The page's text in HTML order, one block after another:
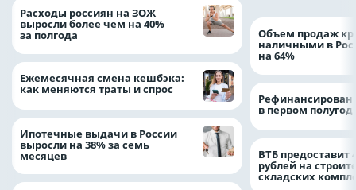
Расходы россиян на ЗОЖ
выросли более чем на 40%
за полгода
Ежемесячная смена кешбэка:
как меняются траты и спрос
Ипотечные выдачи в России
выросли на 38% за семь
месяцев
Объем продаж
наличными в
на 64%
в первом
ВТБ предоставит
рублей на
складских